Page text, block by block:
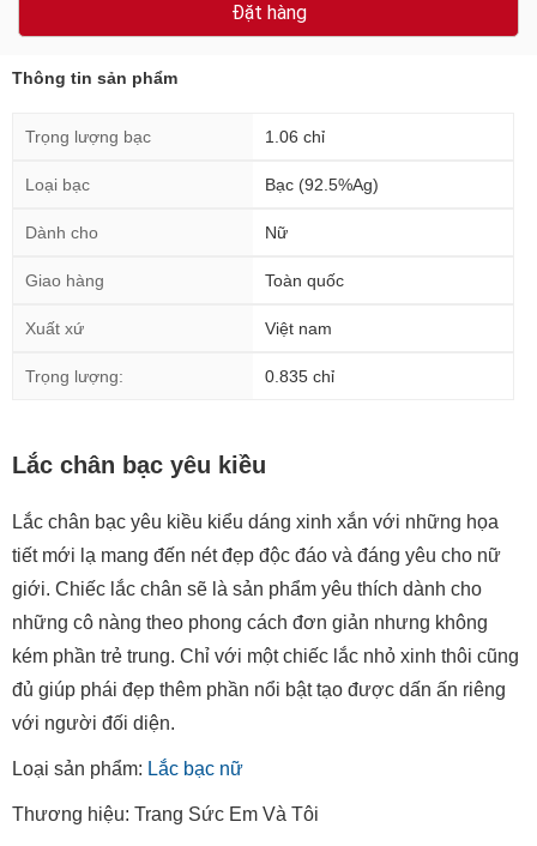
Đặt hàng
Thông tin sản phẩm
Trọng lượng bạc 1.06 chỉ
Loại bạc Bạc (92.5%Ag)
Dành cho Nữ
Giao hàng Toàn quốc
Xuất xứ Việt nam
Trọng lượng: 0.835 chỉ
Lắc chân bạc yêu kiều
Lắc chân bạc yêu kiều kiểu dáng xinh xắn với những họa
tiết mới lạ mang đến nét đẹp độc đáo và đáng yêu cho nữ
giới. Chiếc lắc chân sẽ là sản phẩm yêu thích dành cho
những cô nàng theo phong cách đơn giản nhưng không
kém phần trẻ trung. Chỉ với một chiếc lắc nhỏ xinh thôi cũng
đủ giúp phái đẹp thêm phần nổi bật tạo được dấn ấn riêng
với người đối diện.
Loại sản phẩm: Lắc bạc nữ
Thương hiệu: Trang Sức Em Và Tôi